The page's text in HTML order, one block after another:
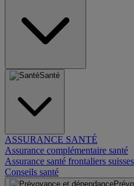
Santé
ASSURANCE SANTÉ
Assurance complémentaire santé
Assurance santé frontaliers suisses
Conseils santé